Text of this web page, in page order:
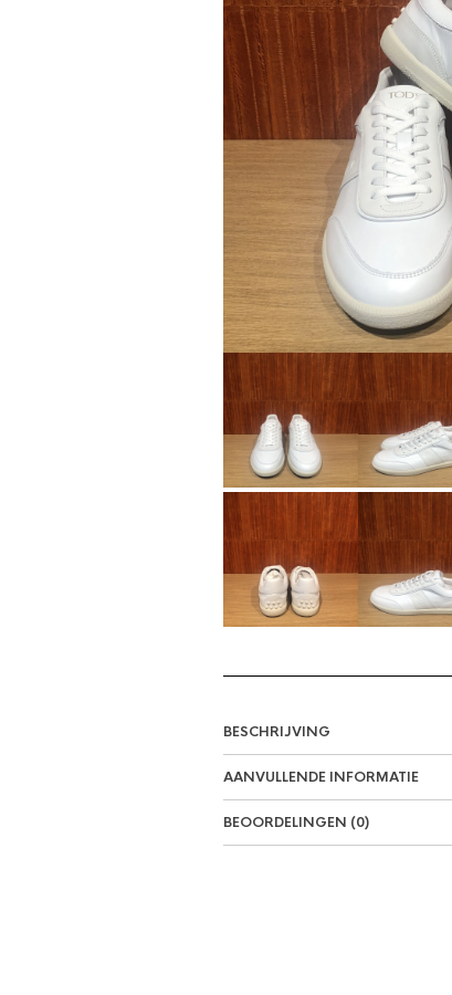
BESCHRIJVING
AANVULLENDE INFORMATIE
BEOORDELINGEN (0)